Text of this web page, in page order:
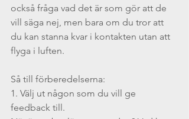
också fråga vad det är som gör att de
vill säga nej, men bara om du tror att
du kan stanna kvar i kontakten utan att
flyga i luften.
Så till förberedelserna:
1. Välj ut någon som du vill ge
feedback till.